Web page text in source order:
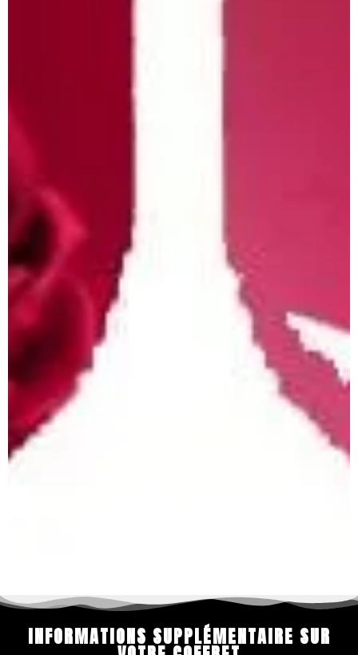
INFORMATIONS SUPPLÉMENTAIRE SUR